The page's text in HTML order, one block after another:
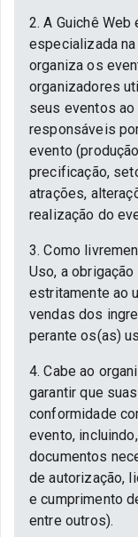
2. A Guichê
especializada
organiza os
organizadores
seus eventos
responsáveis
evento
precificação,
atrações,
realização do
3. Como
Uso, a
estritamente ao
vendas dos
perante os(as)
4. Cabe ao
garantir que
conformidade
evento,
documentos
de autorização,
e cumprimento
entre outros).